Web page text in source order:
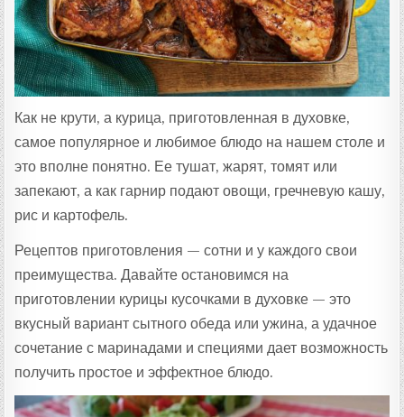
Как не крути, а курица, приготовленная в духовке,
самое популярное и любимое блюдо на нашем столе и
это вполне понятно. Ее тушат, жарят, томят или
запекают, а как гарнир подают овощи, гречневую кашу,
рис и картофель.
Рецептов приготовления — сотни и у каждого свои
преимущества. Давайте остановимся на
приготовлении курицы кусочками в духовке — это
вкусный вариант сытного обеда или ужина, а удачное
сочетание с маринадами и специями дает возможность
получить простое и эффектное блюдо.